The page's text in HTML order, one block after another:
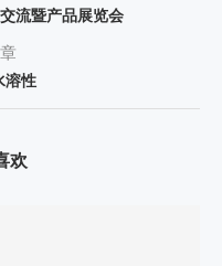
流暨产品展览会
溶性
欢